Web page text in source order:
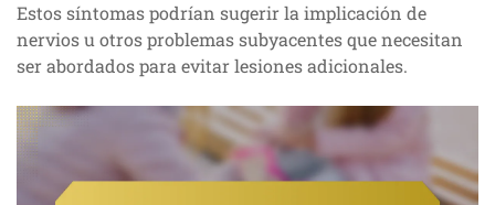
Estos síntomas podrían sugerir la implicación de
nervios u otros problemas subyacentes que necesitan
ser abordados para evitar lesiones adicionales.